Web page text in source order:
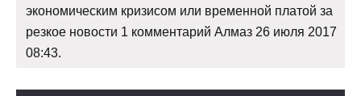
экономическим кризисом или временной платой за
резкое новости 1 комментарий Алмаз 26 июля 2017
08:43.